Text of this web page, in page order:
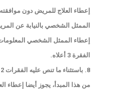
إعطاء العلاج للمريض دون
الممثل الشخصي بالنيابة عن
إعطاء الممثل الشخصي
الفقرة 3 أعلاه.
من هذا المبدأ، يجوز أيضا إعطاء